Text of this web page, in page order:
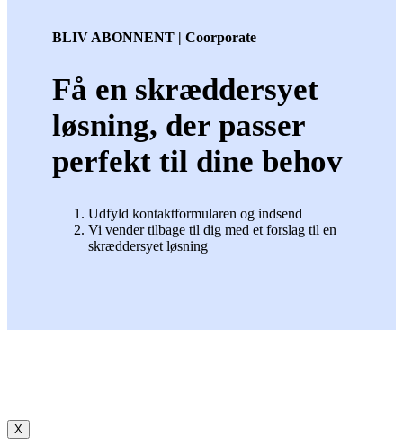
BLIV ABONNENT | Coorporate
Få en skræddersyet
løsning, der passer
perfekt til dine behov
Udfyld kontaktformularen og indsend
Vi vender tilbage til dig med et forslag til en
skræddersyet løsning
X